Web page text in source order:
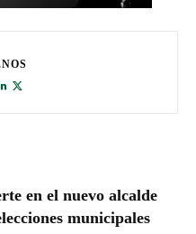
en el nuevo alcalde
municipales